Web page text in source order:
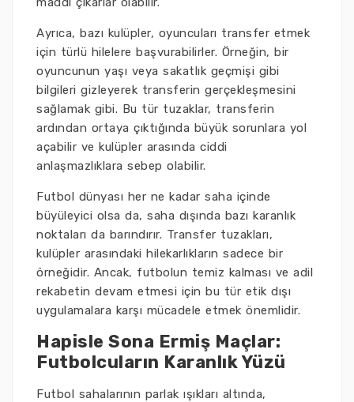
Ayrıca, bazı kulüpler, oyuncuları transfer etmek
için türlü hilelere başvurabilirler. Örneğin, bir
oyuncunun yaşı veya sakatlık geçmişi gibi
bilgileri gizleyerek transferin gerçekleşmesini
sağlamak gibi. Bu tür tuzaklar, transferin
ardından ortaya çıktığında büyük sorunlara yol
açabilir ve kulüpler arasında ciddi
anlaşmazlıklara sebep olabilir.
Futbol dünyası her ne kadar saha içinde
büyüleyici olsa da, saha dışında bazı karanlık
noktaları da barındırır. Transfer tuzakları,
kulüpler arasındaki hilekarlıkların sadece bir
örneğidir. Ancak, futbolun temiz kalması ve adil
rekabetin devam etmesi için bu tür etik dışı
uygulamalara karşı mücadele etmek önemlidir.
Hapisle Sona Ermiş Maçlar:
Futbolcuların Karanlık Yüzü
Futbol sahalarının parlak ışıkları altında,